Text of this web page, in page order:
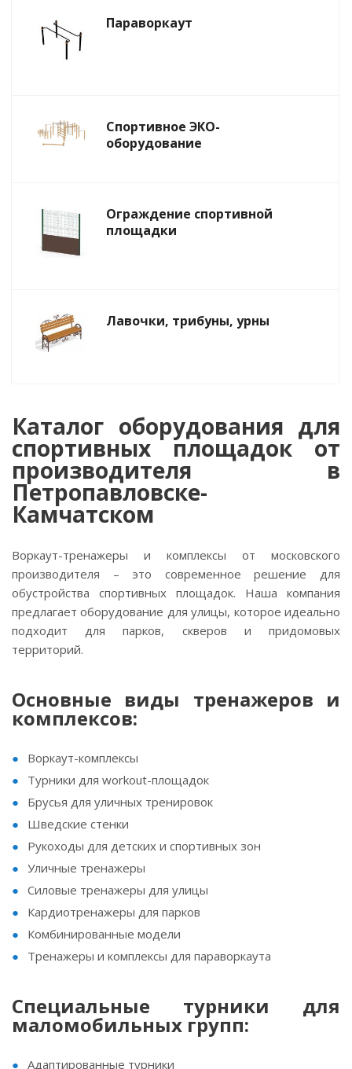
Параворкаут
Спортивное ЭКО-
оборудование
Ограждение спортивной
площадки
Лавочки, трибуны, урны
Каталог оборудования для
спортивных площадок от
производителя в
Петропавловске-
Камчатском
Воркаут-тренажеры и комплексы от московского
производителя – это современное решение для
обустройства спортивных площадок. Наша компания
предлагает оборудование для улицы, которое идеально
подходит для парков, скверов и придомовых
территорий.
Основные виды тренажеров и
комплексов:
Воркаут-комплексы
Турники для workout-площадок
Брусья для уличных тренировок
Шведские стенки
Рукоходы для детских и спортивных зон
Уличные тренажеры
Силовые тренажеры для улицы
Кардиотренажеры для парков
Комбинированные модели
Тренажеры и комплексы для параворкаута
Специальные турники для
маломобильных групп:
Адаптированные турники